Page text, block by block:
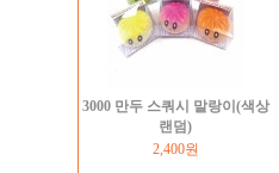
3000 만두 스쿼시 말랑이(색상
랜덤)
2,400원